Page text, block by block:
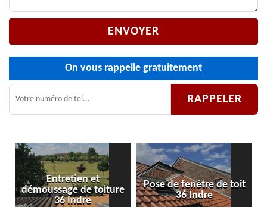
On vous rappelle gratuitement
Entretien et
démoussage de toiture
36 Indre
Pose de fenêtre de toit
36 Indre